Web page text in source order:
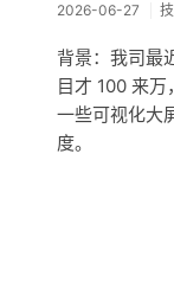
2026-06-27
背景：我司最
目才 100 来
一些可视化大
度。